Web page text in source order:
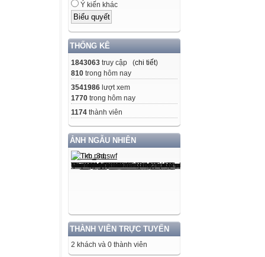
Ý kiến khác
THỐNG KÊ
1843063 truy cập (chi tiết)
810 trong hôm nay
3541986 lượt xem
1770 trong hôm nay
1174 thành viên
ẢNH NGẪU NHIÊN
THÀNH VIÊN TRỰC TUYẾN
2 khách và 0 thành viên